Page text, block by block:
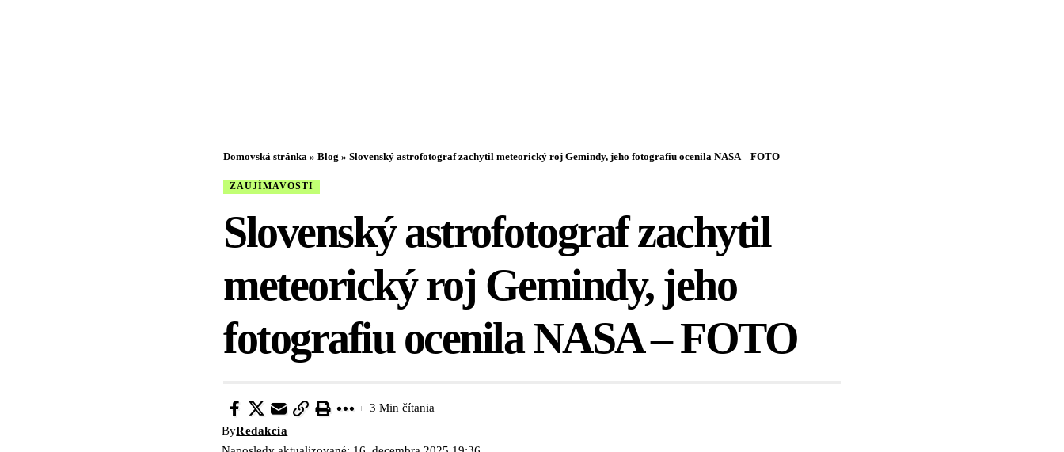
Domovská stránka » Blog » Slovenský astrofotograf zachytil meteorický roj Gemindy, jeho fotografiu ocenila NASA – FOTO
ZAUJÍMAVOSTI
Slovenský astrofotograf zachytil
meteorický roj Gemindy, jeho
fotografiu ocenila NASA – FOTO
ByRedakcia
3 Min čítania